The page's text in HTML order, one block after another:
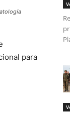
para